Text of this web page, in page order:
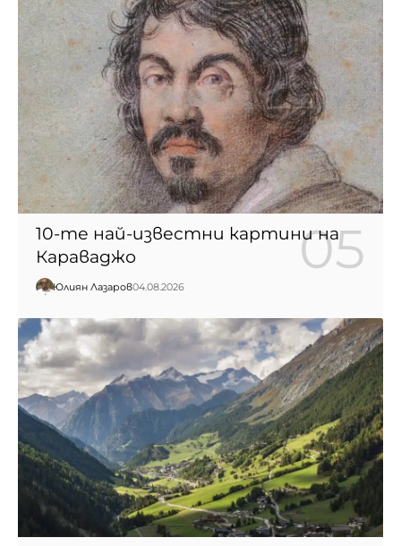
10-те най-известни картини на
Караваджо
Юлиян Лазаров04.08.2026